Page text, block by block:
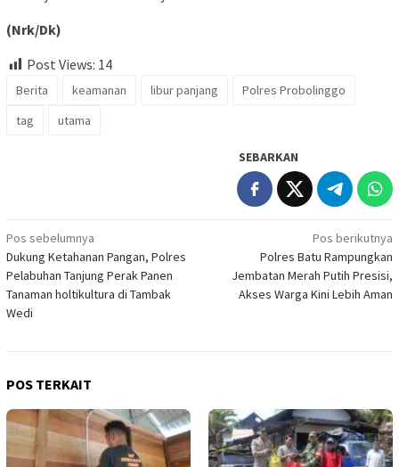
(Nrk/Dk)
Post Views: 14
Berita keamanan libur panjang
Polres Probolinggo
tag
utama
SEBARKAN
Navigasi
pos
Pos sebelumnya
Dukung Ketahanan Pangan, Polres
Pelabuhan Tanjung Perak Panen
Tanaman holtikultura di Tambak
Wedi
Pos berikutnya
Polres Batu Rampungkan
Jembatan Merah Putih Presisi,
Akses Warga Kini Lebih Aman
POS TERKAIT